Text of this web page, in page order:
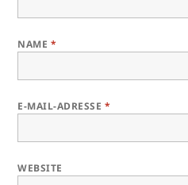
NAME *
E-MAIL-ADRESSE *
WEBSITE